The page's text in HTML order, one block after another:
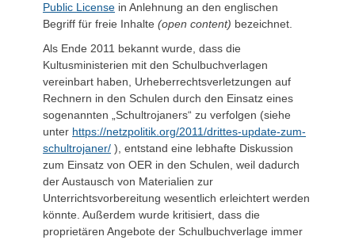
Public License in Anlehnung an den englischen
Begriff für freie Inhalte (open content) bezeichnet.
Als Ende 2011 bekannt wurde, dass die
Kultusministerien mit den Schulbuchverlagen
vereinbart haben, Urheberrechtsverletzungen auf
Rechnern in den Schulen durch den Einsatz eines
sogenannten „Schultrojaners“ zu verfolgen (siehe
unter https://netzpolitik.org/2011/drittes-update-zum-
schultrojaner/ ), entstand eine lebhafte Diskussion
zum Einsatz von OER in den Schulen, weil dadurch
der Austausch von Materialien zur
Unterrichtsvorbereitung wesentlich erleichtert werden
könnte. Außerdem wurde kritisiert, dass die
proprietären Angebote der Schulbuchverlage immer